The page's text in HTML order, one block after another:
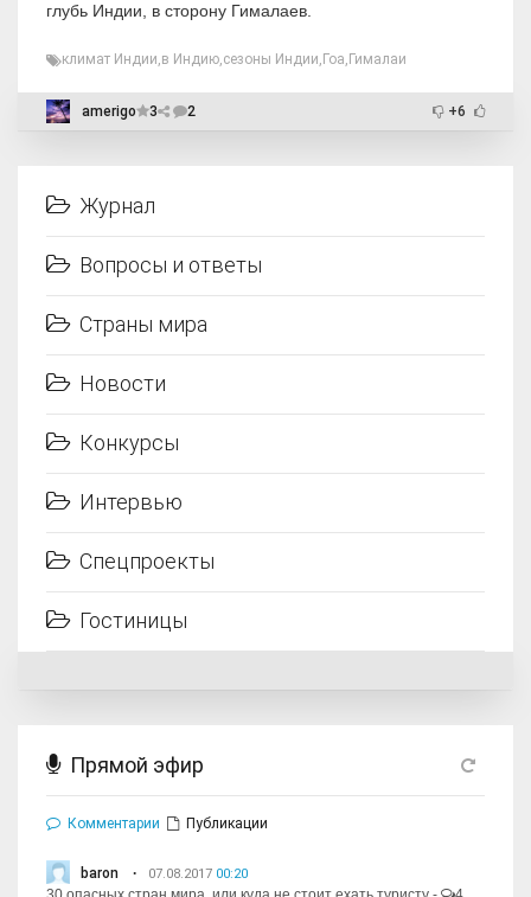
глубь Индии, в сторону Гималаев.
климат Индии,в Индию,сезоны Индии, Гоа, Гималаи
amerigo 3 2 +6
Журнал
Вопросы и ответы
Страны мира
Новости
Конкурсы
Интервью
Спецпроекты
Гостиницы
Прямой эфир
Комментарии Публикации
baron 07.08.2017 00:20